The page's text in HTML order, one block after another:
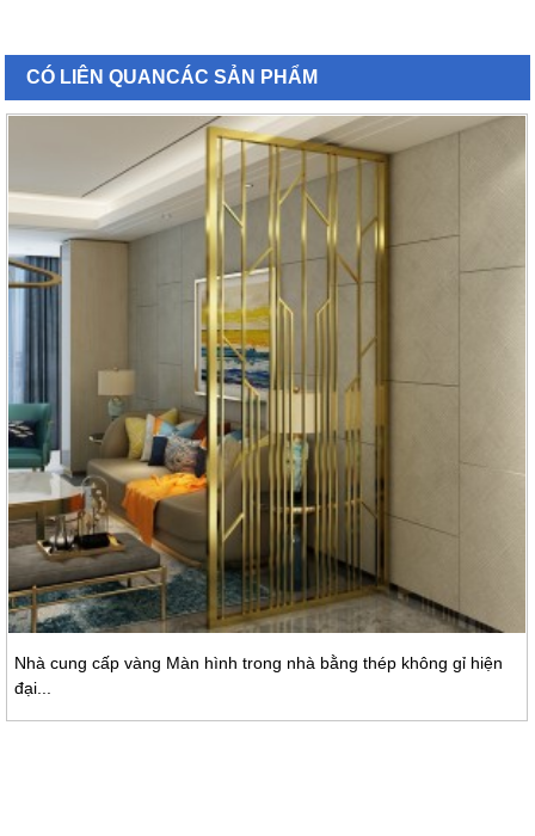
CÓ LIÊN QUANCÁC SẢN PHẨM
Nhà cung cấp vàng Màn hình trong nhà bằng thép không gỉ hiện
đại...